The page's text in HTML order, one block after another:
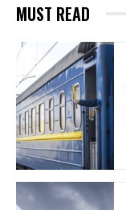
MUST READ